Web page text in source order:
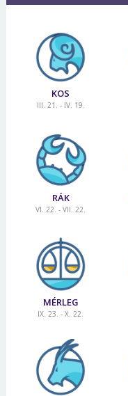
KOS
III. 21. - IV. 19.
RÁK
VI. 22. - VII. 22.
MÉRLEG
IX. 23. - X. 22.